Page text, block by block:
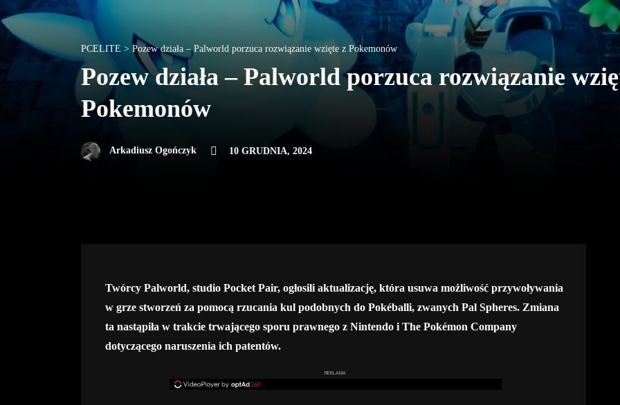
PCELITE > Pozew działa – Palworld porzuca rozwiązanie wzięte z Pokemonów
Pozew działa – Palworld porzuca rozwiązanie
Pokemonów
Arkadiusz Ogończyk 10 GRUDNIA, 2024
Twórcy Palworld, studio Pocket Pair, ogłosili aktualizację, która usuwa możliwość przywoływania
w grze stworzeń za pomocą rzucania kul podobnych do Pokéballi, zwanych Pal Spheres. Zmiana
ta nastąpiła w trakcie trwającego sporu prawnego z Nintendo i The Pokémon Company
dotyczącego naruszenia ich patentów.
REKLAMA